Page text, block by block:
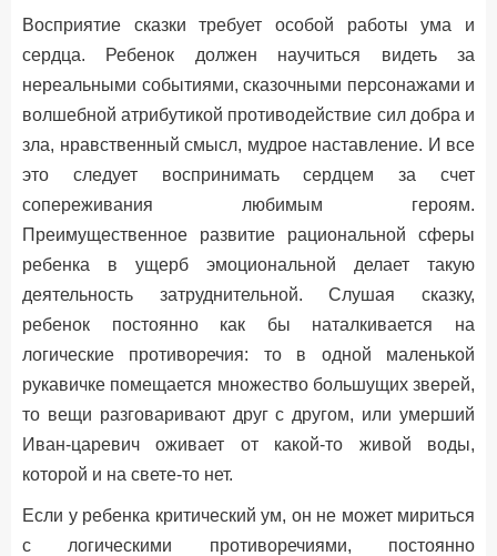
Восприятие сказки требует особой работы ума и
сердца. Ребенок должен научиться видеть за
нереальными событиями, сказочными персонажами и
волшебной атрибутикой противодействие сил добра и
зла, нравственный смысл, мудрое наставление. И все
это следует воспринимать сердцем за счет
сопереживания любимым героям.
Преимущественное развитие рациональной сферы
ребенка в ущерб эмоциональной делает такую
деятельность затруднительной. Слушая сказку,
ребенок постоянно как бы наталкивается на
логические противоречия: то в одной маленькой
рукавичке помещается множество большущих зверей,
то вещи разговаривают друг с другом, или умерший
Иван-царевич оживает от какой-то живой воды,
которой и на свете-то нет.
Если у ребенка критический ум, он не может мириться
с логическими противоречиями, постоянно